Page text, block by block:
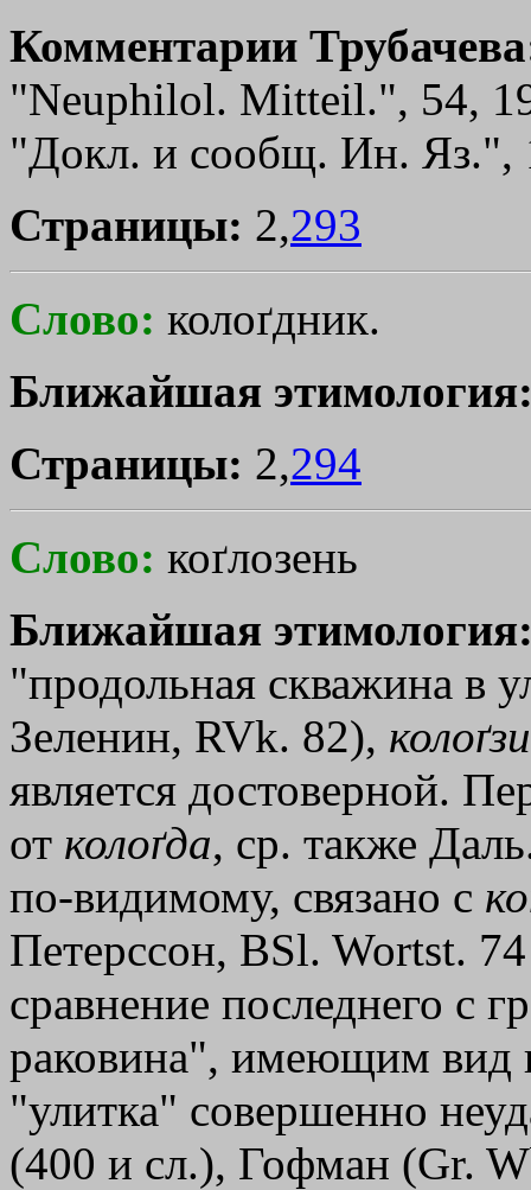
Комментарии
"Neuphilol. Мitteil.", 54,
"Докл. и сообщ. Ин. Яз.",
Страницы: 2,293
Слово: колоґдник.
Ближайшая
Страницы: 2,294
Слово: коґлозень
Ближайшая
"продольная скважина в
Зеленин, RVk. 82),
является достоверной.
от колоґда, ср. также
по-видимому, связано с
Петерссон, BSl. Wortst.
сравнение последнего с
раковина", имеющим вид
"улитка" совершенно
(400 и сл.), Гофман (Gr.